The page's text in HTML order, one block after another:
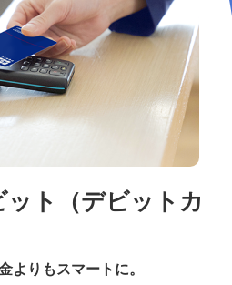
カード（クレジットカ
ビットカード）
使い方
ト（デビットカ
よりもスマートに。